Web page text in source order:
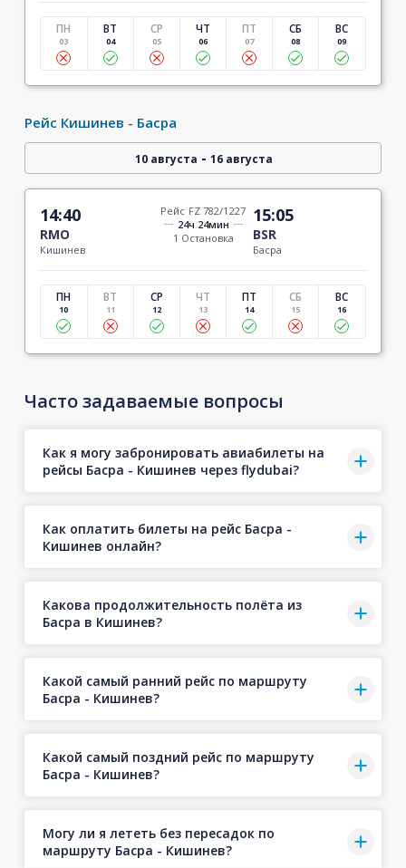
ПН
03
ВТ
04
СР
05
ЧТ
06
ПТ
07
СБ
08
ВС
09
Рейс Кишинев - Басра
10 августа - 16 августа
14:40
RMO
Кишинев
Рейс FZ 782/1227
24ч 24мин
1 Остановка
15:05
BSR
Басра
ПН
10
ВТ
11
СР
12
ЧТ
13
ПТ
14
СБ
15
ВС
16
Часто задаваемые вопросы
Как я могу забронировать авиабилеты на
рейсы Басра - Кишинев через flydubai?
Как оплатить билеты на рейс Басра -
Кишинев онлайн?
Какова продолжительность полёта из
Басра в Кишинев?
Какой самый ранний рейс по маршруту
Басра - Кишинев?
Какой самый поздний рейс по маршруту
Басра - Кишинев?
Могу ли я лететь без пересадок по
маршруту Басра - Кишинев?